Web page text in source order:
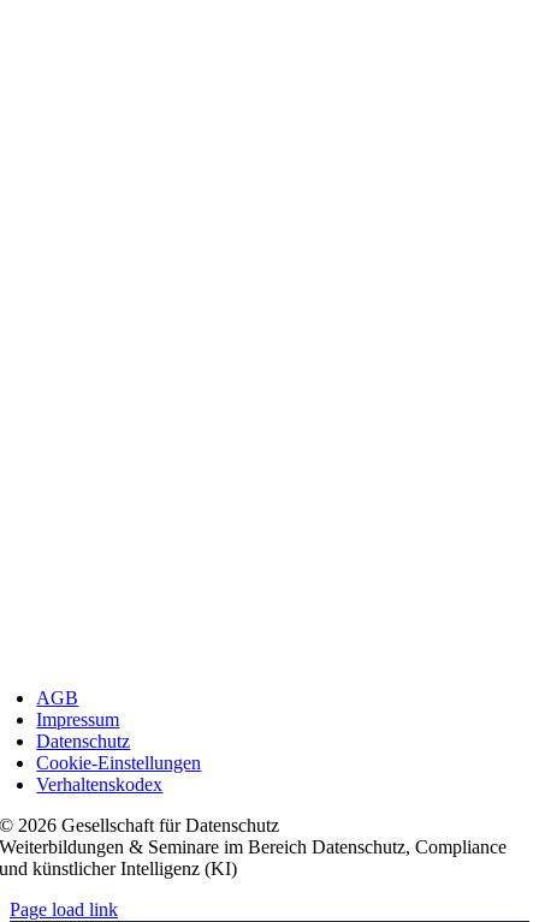
AGB
Impressum
Datenschutz
Cookie-Einstellungen
Verhaltenskodex
© 2026 Gesellschaft für Datenschutz
Weiterbildungen & Seminare im Bereich Datenschutz, Compliance
und künstlicher Intelligenz (KI)
Page load link